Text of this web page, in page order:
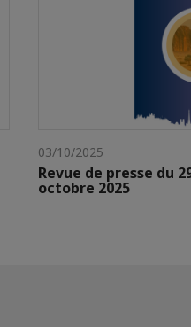
03/10/2025
Revue de presse du
octobre 2025